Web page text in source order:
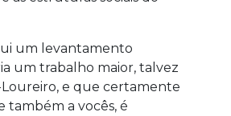
um levantamento
um trabalho maior, talvez
e que certamente
também a vocês, é